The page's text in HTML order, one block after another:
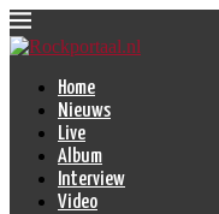
Home
Nieuws
Live
Album
Interview
Video